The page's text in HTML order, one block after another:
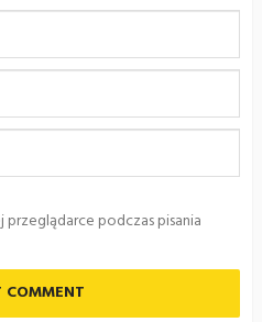
podczas pisania